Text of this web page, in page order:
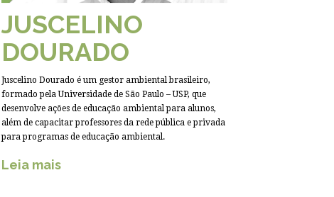
JUSCELINO
DOURADO
Juscelino Dourado é um gestor ambiental brasileiro,
formado pela Universidade de São Paulo – USP, que
desenvolve ações de educação ambiental para alunos,
além de capacitar professores da rede pública e privada
para programas de educação ambiental.
Leia mais